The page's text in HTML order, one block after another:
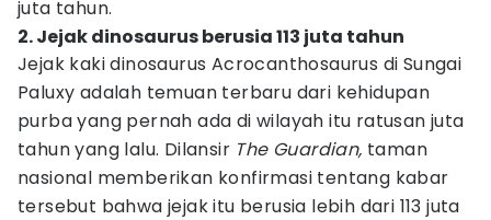
juta tahun.
2. Jejak dinosaurus berusia 113 juta tahun
Jejak kaki dinosaurus Acrocanthosaurus di Sungai
Paluxy adalah temuan terbaru dari kehidupan
purba yang pernah ada di wilayah itu ratusan juta
tahun yang lalu. Dilansir The Guardian, taman
nasional memberikan konfirmasi tentang kabar
tersebut bahwa jejak itu berusia lebih dari 113 juta